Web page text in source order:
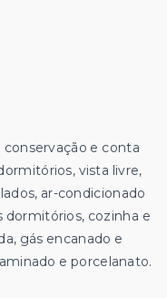
e conta
vista livre,
ar-condicionado
dormitórios, cozinha e
gás encanado e
e porcelanato.